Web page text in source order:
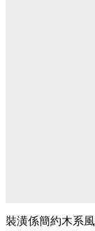
裝潢係簡約木系